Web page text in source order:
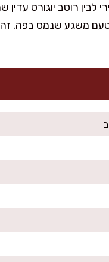
לבין רוטב יוגורט
משגע שנמס בפה.